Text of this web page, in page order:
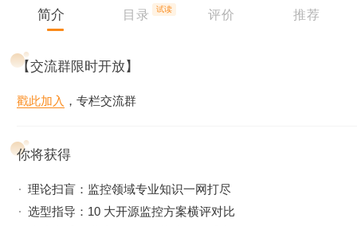
简介 目录 试读 评价 推荐
【交流群限时开放】
戳此加入 ，专栏交流群
你将获得
理论扫盲：监控领域专业知识一网打尽
选型指导：10 大开源监控方案横评对比